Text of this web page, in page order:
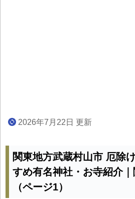
2026年7月22日 更新
関東地方武蔵村山市 厄除
すめ有名神社・お寺紹介
（ページ1）